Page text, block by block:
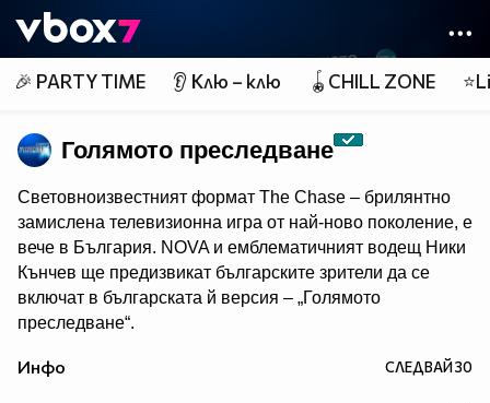
👾
🎉 PARTY TIME 👂 Клю – клю 🪀CHILL ZONE
Голямото преследване
Световноизвестният формат The Chase – брилянтно
замислена телевизионна игра от най-ново поколение, e
вече в България. NOVA и емблематичният водещ Ники
Кънчев ще предизвикат българските зрители да се
включат в българската й версия – „Голямото
преследване“.
ще бъде издигнато в култ, а Ники Кънчев ще запознае
Инфо СЛЕДВАЙ30